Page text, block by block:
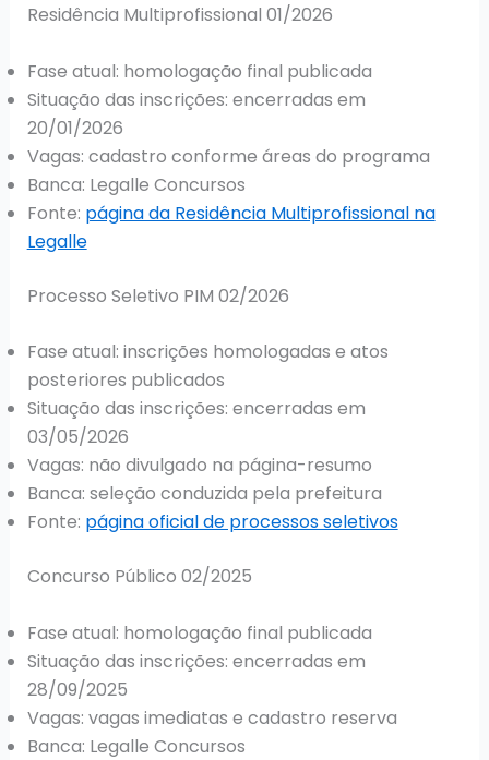
Residência Multiprofissional 01/2026
Fase atual: homologação final publicada
Situação das inscrições: encerradas em
20/01/2026
Vagas: cadastro conforme áreas do programa
Banca: Legalle Concursos
Fonte: página da Residência Multiprofissional na
Legalle
Processo Seletivo PIM 02/2026
Fase atual: inscrições homologadas e atos
posteriores publicados
Situação das inscrições: encerradas em
03/05/2026
Vagas: não divulgado na página-resumo
Banca: seleção conduzida pela prefeitura
Fonte: página oficial de processos seletivos
Concurso Público 02/2025
Fase atual: homologação final publicada
Situação das inscrições: encerradas em
28/09/2025
Vagas: vagas imediatas e cadastro reserva
Banca: Legalle Concursos